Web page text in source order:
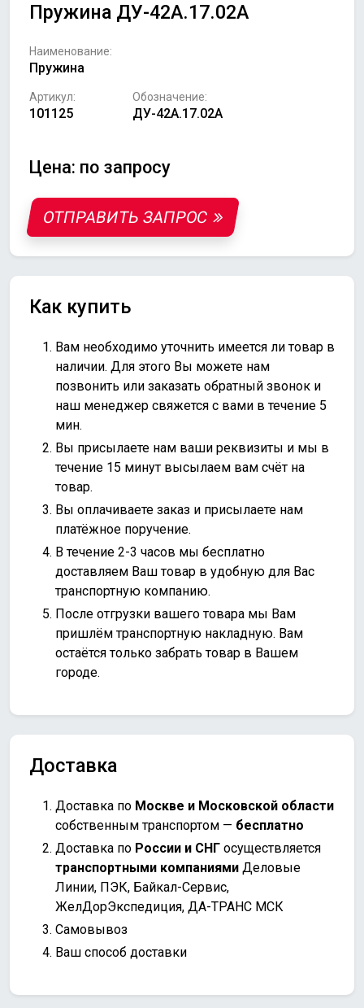
Пружина ДУ-42А.17.02А
Наименование:
Пружина
Артикул:
101125
Обозначение:
ДУ-42А.17.02А
Цена: по запросу
ОТПРАВИТЬ ЗАПРОС
Как купить
Вам необходимо уточнить имеется ли товар в
наличии. Для этого Вы можете нам
позвонить или заказать обратный звонок и
наш менеджер свяжется с вами в течение 5
мин.
Вы присылаете нам ваши реквизиты и мы в
течение 15 минут высылаем вам счёт на
товар.
Вы оплачиваете заказ и присылаете нам
платёжное поручение.
В течение 2-3 часов мы бесплатно
доставляем Ваш товар в удобную для Вас
транспортную компанию.
После отгрузки вашего товара мы Вам
пришлём транспортную накладную. Вам
остаётся только забрать товар в Вашем
городе.
Доставка
Доставка по Москве и Московской области
собственным транспортом — бесплатно
Доставка по России и СНГ осуществляется
транспортными компаниями Деловые
Линии, ПЭК, Байкал-Сервис,
ЖелДорЭкспедиция, ДА-ТРАНС МСК
Самовывоз
Ваш способ доставки